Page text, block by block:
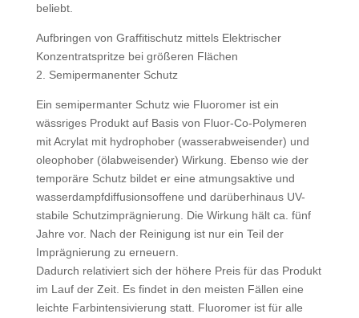
beliebt.
Aufbringen von Graffitischutz mittels Elektrischer
Konzentratspritze bei größeren Flächen
2. Semipermanenter Schutz
Ein semipermanter Schutz wie Fluoromer ist ein
wässriges Produkt auf Basis von Fluor-Co-Polymeren
mit Acrylat mit hydrophober (wasserabweisender) und
oleophober (ölabweisender) Wirkung. Ebenso wie der
temporäre Schutz bildet er eine atmungsaktive und
wasserdampfdiffusionsoffene und darüberhinaus UV-
stabile Schutzimprägnierung. Die Wirkung hält ca. fünf
Jahre vor. Nach der Reinigung ist nur ein Teil der
Imprägnierung zu erneuern.
Dadurch relativiert sich der höhere Preis für das Produkt
im Lauf der Zeit. Es findet in den meisten Fällen eine
leichte Farbintensivierung statt. Fluoromer ist für alle